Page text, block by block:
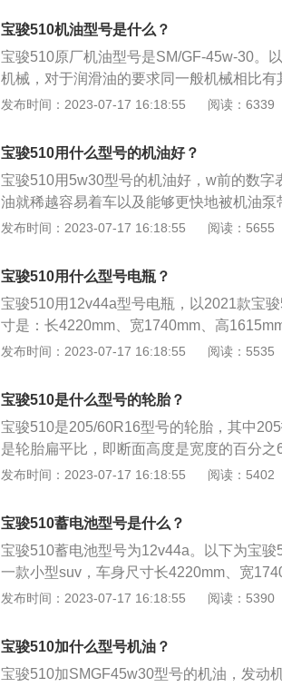
日间行车灯与前进气格栅相连，且进气格栅
车尾部分为常规的卤素光源的尾灯。
宝骏510机油型号是什么？
宝骏510原厂机油型号是SM/GF-45w-30。
机械，对于润滑油的要求同一般机械相比
度，一定的抗氧、抗磨、防腐蚀与粘温等性
负荷很大。除了摩擦热之外，还有受到燃烧
使润滑油粘度下降，油膜形成较困难。
发布时间：2023-07-17 16:18:55 阅读：6339
宝骏510用什么型号的机油好？
宝骏510用5w30型号的机油好，w前的数
油就稀越容易着车以及能够更快地被机油
启动保护性能；w后面的数值表示了高温性
旗下的一款小型5门5座suv，长宽高分别为
为2550mm，最高车速达到每小时170千米。
发布时间：2023-07-17 16:18:55 阅读：5655
宝骏510用什么型号电瓶？
宝骏510用12v44a型号电瓶，以2021款宝
寸是：长4220mm、宽1740mm、高
l，车身重量为1206kg。2021款宝骏510前
35nm，最大功率是73kw，与其匹配的是6挡
发布时间：2023-07-17 16:18:55 阅读：5535
宝骏510是什么型号的轮胎？
宝骏510是205/60R16型号的轮胎，其中
是轮胎扁平比，即断面高度是宽度的百分
R的轮胎代表普通斜交胎；16指的是轮辋直
置、舒适好开的操控。在车身尺寸方面，宝
0mm、1625mm，轴距为2550mm。
发布时间：2023-07-17 16:18:55 阅读：5402
宝骏510蓄电池型号是什么？
宝骏510蓄电池型号为12v44a。以下为宝
一款小型suv，车身尺寸长4220mm、宽
m，油箱容积为45L，车身重量为1206kg。
的是6挡手动变速箱。前悬架是麦弗逊式独
发布时间：2023-07-17 16:18:55 阅读：5390
宝骏510加什么型号机油？
宝骏510加SMGF45w30型号的机油，发动